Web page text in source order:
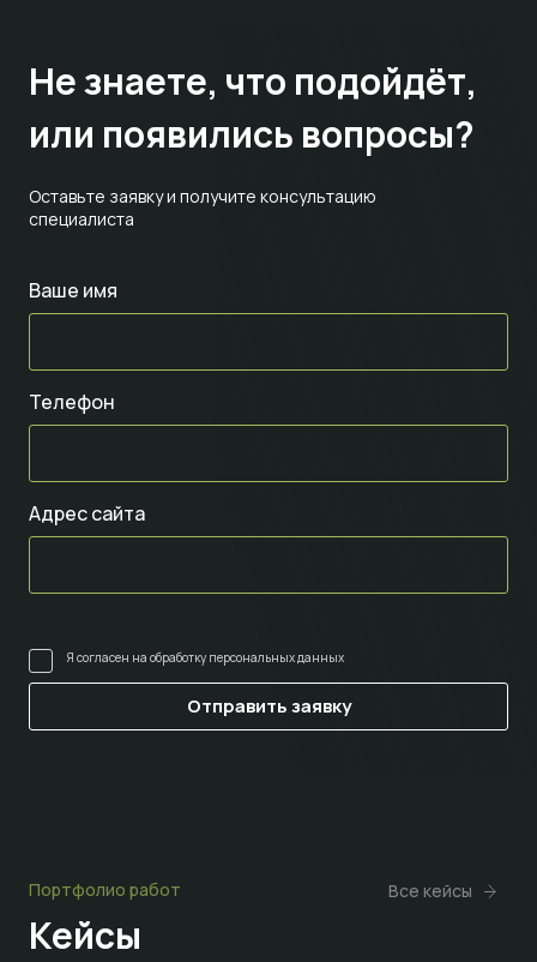
Оставьте заявку и получите консультацию
специалиста
Не знаете, что подойдёт,
или появились вопросы?
Ваше имя
Телефон
Адрес сайта
Я согласен на обработку персональных данных
Портфолио работ
Кейсы
Все кейсы